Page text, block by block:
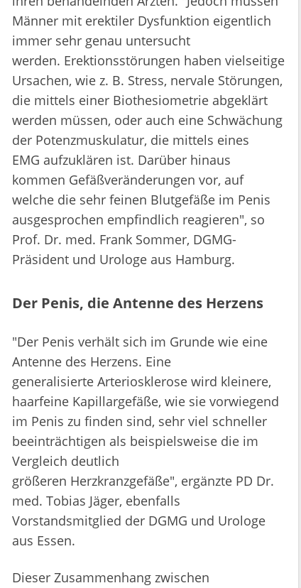
Männer mit erektiler Dysfunktion eigentlich
immer sehr genau untersucht
werden. Erektionsstörungen haben vielseitige
Ursachen, wie z. B. Stress, nervale Störungen,
die mittels einer Biothesiometrie abgeklärt
werden müssen, oder auch eine Schwächung
der Potenzmuskulatur, die mittels eines
EMG aufzuklären ist. Darüber hinaus
kommen Gefäßveränderungen vor, auf
welche die sehr feinen Blutgefäße im Penis
ausgesprochen empfindlich reagieren", so
Prof. Dr. med. Frank Sommer, DGMG-
Präsident und Urologe aus Hamburg.
Der Penis, die Antenne des Herzens
"Der Penis verhält sich im Grunde wie eine
Antenne des Herzens. Eine
generalisierte Arteriosklerose wird kleinere,
haarfeine Kapillargefäße, wie sie vorwiegend
im Penis zu finden sind, sehr viel schneller
beeinträchtigen als beispielsweise die im
Vergleich deutlich
größeren Herzkranzgefäße", ergänzte PD Dr.
med. Tobias Jäger, ebenfalls
Vorstandsmitglied der DGMG und Urologe
aus Essen.
Dieser Zusammenhang zwischen